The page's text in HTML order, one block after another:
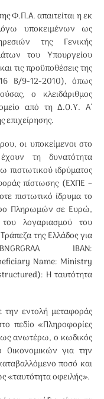
Φ.Π.Α. απαιτείται η εκ
υποκειμένων ως
της Γενικής
του Υπουργείου
τις προϋποθέσεις της
Β/9-12-2010), όπως
ο κλειδάριθμος
από τη Δ.Ο.Υ. Α΄
επιχείρησης.
οι υποκείμενοι στο
τη δυνατότητα
πιστωτικού ιδρύματος
πίστωσης (ΕΧΠΕ –
πιστωτικό ίδρυμα το
Πληρωμών σε Ευρώ,
λογαριασμού του
της Ελλάδος για
ΙΒΑΝ:
Name: Ministry
Η ταυτότητα
την εντολή μεταφοράς
πεδίο «Πληροφορίες
ανωτέρω, ο κωδικός
για την
ποσό και
«ταυτότητα οφειλής».